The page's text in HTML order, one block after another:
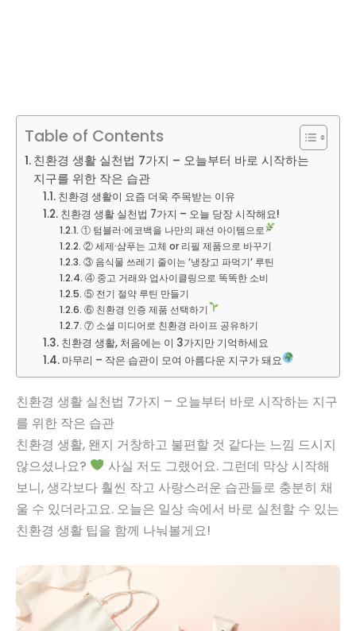
Table of Contents
친환경 생활 실천법 7가지 – 오늘부터 바로 시작하는
지구를 위한 작은 습관
친환경 생활이 요즘 더욱 주목받는 이유
친환경 생활 실천법 7가지 – 오늘 당장 시작해요!
① 텀블러·에코백을 나만의 패션 아이템으로
② 세제·샴푸는 고체 or 리필 제품으로 바꾸기
③ 음식물 쓰레기 줄이는 ‘냉장고 파먹기’ 루틴
④ 중고 거래와 업사이클링으로 똑똑한 소비
⑤ 전기 절약 루틴 만들기
⑥ 친환경 인증 제품 선택하기
⑦ 소셜 미디어로 친환경 라이프 공유하기
친환경 생활, 처음에는 이 3가지만 기억하세요
마무리 – 작은 습관이 모여 아름다운 지구가 돼요
친환경 생활 실천법 7가지 – 오늘부터 바로 시작하는 지구
를 위한 작은 습관
친환경 생활, 왠지 거창하고 불편할 것 같다는 느낌 드시지
않으셨나요?
사실 저도 그랬어요. 그런데 막상 시작해
보니, 생각보다 훨씬 작고 사랑스러운 습관들로 충분히 채
울 수 있더라고요. 오늘은 일상 속에서 바로 실천할 수 있는
친환경 생활 팁을 함께 나눠볼게요!